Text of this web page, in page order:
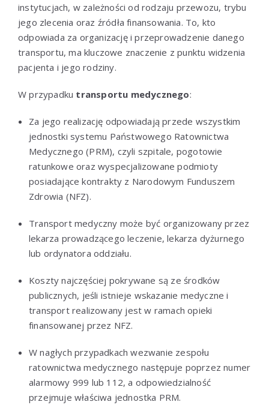
instytucjach, w zależności od rodzaju przewozu, trybu
jego zlecenia oraz źródła finansowania. To, kto
odpowiada za organizację i przeprowadzenie danego
transportu, ma kluczowe znaczenie z punktu widzenia
pacjenta i jego rodziny.
W przypadku transportu medycznego:
Za jego realizację odpowiadają przede wszystkim
jednostki systemu Państwowego Ratownictwa
Medycznego (PRM), czyli szpitale, pogotowie
ratunkowe oraz wyspecjalizowane podmioty
posiadające kontrakty z Narodowym Funduszem
Zdrowia (NFZ).
Transport medyczny może być organizowany przez
lekarza prowadzącego leczenie, lekarza dyżurnego
lub ordynatora oddziału.
Koszty najczęściej pokrywane są ze środków
publicznych, jeśli istnieje wskazanie medyczne i
transport realizowany jest w ramach opieki
finansowanej przez NFZ.
W nagłych przypadkach wezwanie zespołu
ratownictwa medycznego następuje poprzez numer
alarmowy 999 lub 112, a odpowiedzialność
przejmuje właściwa jednostka PRM.